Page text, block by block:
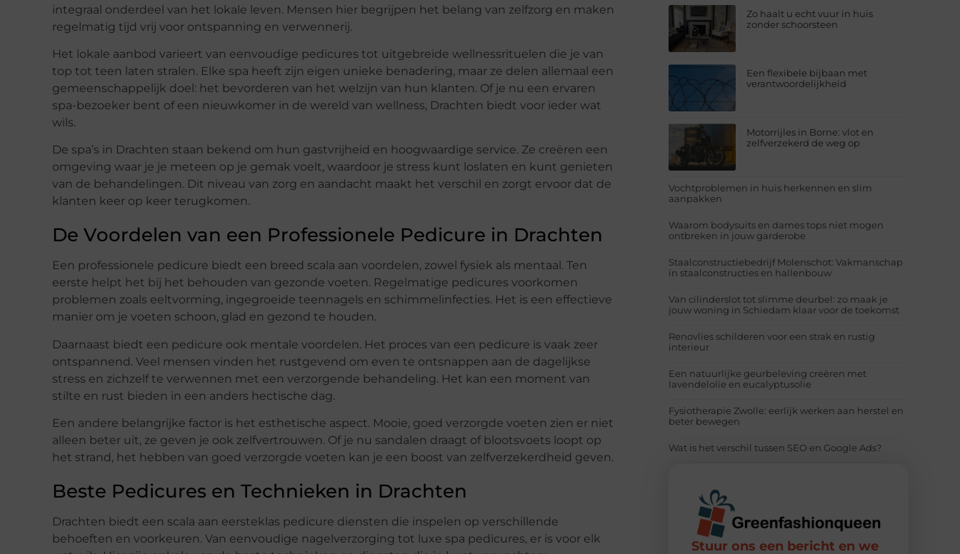
integraal onderdeel van het lokale leven. Mensen hier begrijpen het belang van zelfzorg en maken
regelmatig tijd vrij voor ontspanning en verwennerij.
Het lokale aanbod varieert van eenvoudige pedicures tot uitgebreide wellnessrituelen die je van
top tot teen laten stralen. Elke spa heeft zijn eigen unieke benadering, maar ze delen allemaal een
gemeenschappelijk doel: het bevorderen van het welzijn van hun klanten. Of je nu een ervaren
spa-bezoeker bent of een nieuwkomer in de wereld van wellness, Drachten biedt voor ieder wat
wils.
De spa’s in Drachten staan bekend om hun gastvrijheid en hoogwaardige service. Ze creëren een
omgeving waar je je meteen op je gemak voelt, waardoor je stress kunt loslaten en kunt genieten
van de behandelingen. Dit niveau van zorg en aandacht maakt het verschil en zorgt ervoor dat de
klanten keer op keer terugkomen.
De Voordelen van een Professionele Pedicure in Drachten
Een professionele pedicure biedt een breed scala aan voordelen, zowel fysiek als mentaal. Ten
eerste helpt het bij het behouden van gezonde voeten. Regelmatige pedicures voorkomen
problemen zoals eeltvorming, ingegroeide teennagels en schimmelinfecties. Het is een effectieve
manier om je voeten schoon, glad en gezond te houden.
Daarnaast biedt een pedicure ook mentale voordelen. Het proces van een pedicure is vaak zeer
ontspannend. Veel mensen vinden het rustgevend om even te ontsnappen aan de dagelijkse
stress en zichzelf te verwennen met een verzorgende behandeling. Het kan een moment van
stilte en rust bieden in een anders hectische dag.
Een andere belangrijke factor is het esthetische aspect. Mooie, goed verzorgde voeten zien er niet
alleen beter uit, ze geven je ook zelfvertrouwen. Of je nu sandalen draagt of blootsvoets loopt op
het strand, het hebben van goed verzorgde voeten kan je een boost van zelfverzekerdheid geven.
Beste Pedicures en Technieken in Drachten
Drachten biedt een scala aan eersteklas pedicure diensten die inspelen op verschillende
behoeften en voorkeuren. Van eenvoudige nagelverzorging tot luxe spa pedicures, er is voor elk
Zo haalt u echt vuur in huis
zonder schoorsteen
Een flexibele bijbaan met
verantwoordelijkheid
Motorrijles in Borne: vlot en
zelfverzekerd de weg op
Vochtproblemen in huis herkennen en slim
aanpakken
Waarom bodysuits en dames tops niet mogen
ontbreken in jouw garderobe
Staalconstructiebedrijf Molenschot: Vakmanschap
in staalconstructies en hallenbouw
Van cilinderslot tot slimme deurbel: zo maak je
jouw woning in Schiedam klaar voor de toekomst
Renovlies schilderen voor een strak en rustig
interieur
Een natuurlijke geurbeleving creëren met
lavendelolie en eucalyptusolie
Fysiotherapie Zwolle: eerlijk werken aan herstel en
beter bewegen
Wat is het verschil tussen SEO en Google Ads?
Stuur ons een bericht en we